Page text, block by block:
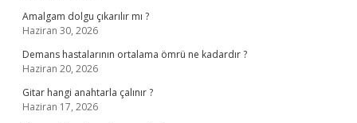
Amalgam dolgu çıkarılır mı ?
Haziran 30, 2026
Demans hastalarının ortalama ömrü ne kadardır ?
Haziran 20, 2026
Gitar hangi anahtarla çalınır ?
Haziran 17, 2026